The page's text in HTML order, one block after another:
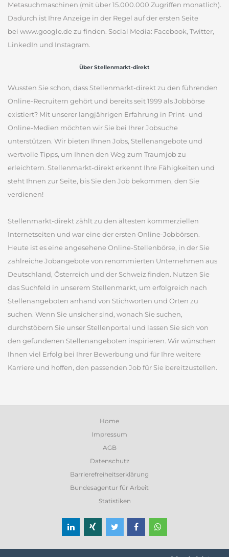
Metasuchmaschinen (mit über 15.000.000 Zugriffen monatlich).
Dadurch ist Ihre Anzeige in der Regel auf der ersten Seite
bei www.google.de zu finden. Social Media: Facebook, Twitter,
LinkedIn und Instagram.
Über Stellenmarkt-direkt
Wussten Sie schon, dass Stellenmarkt-direkt zu den führenden
Online-Recruitern gehört und bereits seit 1999 als Jobbörse
existiert? Mit unserer langjährigen Erfahrung in Print- und
Online-Medien möchten wir Sie bei Ihrer Jobsuche
unterstützen. Wir bieten Ihnen Jobs, Stellenangebote und
wertvolle Tipps, um Ihnen den Weg zum Traumjob zu
erleichtern. Stellenmarkt-direkt erkennt Ihre Fähigkeiten und
steht Ihnen zur Seite, bis Sie den Job bekommen, den Sie
verdienen!
Stellenmarkt-direkt zählt zu den ältesten kommerziellen
Internetseiten und war eine der ersten Online-Jobbörsen.
Heute ist es eine angesehene Online-Stellenbörse, in der Sie
zahlreiche Jobangebote von renommierten Unternehmen aus
Deutschland, Österreich und der Schweiz finden. Nutzen Sie
das Suchfeld in unserem Stellenmarkt, um erfolgreich nach
Stellenangeboten anhand von Stichworten und Orten zu
suchen. Wenn Sie unsicher sind, wonach Sie suchen,
durchstöbern Sie unser Stellenportal und lassen Sie sich von
den gefundenen Stellenangeboten inspirieren. Wir wünschen
Ihnen viel Erfolg bei Ihrer Bewerbung und für Ihre weitere
Karriere und hoffen, den passenden Job für Sie bereitzustellen.
Home
Impressum
AGB
Datenschutz
Barrierefreiheitserklärung
Bundesagentur für Arbeit
Statistiken